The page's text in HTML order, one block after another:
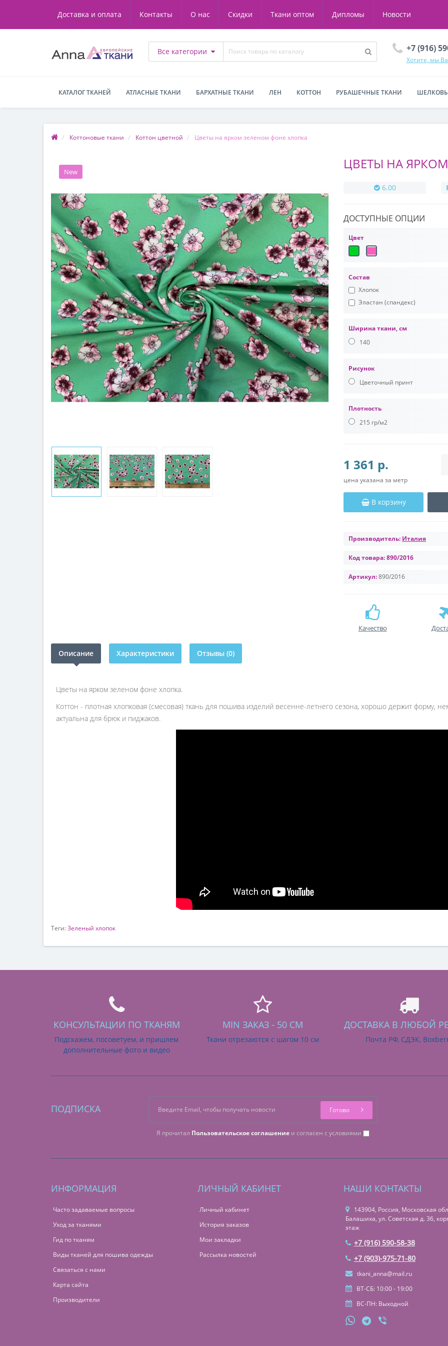
Доставка и оплата Контакты О нас Скидки Ткани оптом Дипломы Новости
Все категории +7 (916)
Хотите, мы
КАТАЛОГ ТКАНЕЙ АТЛАСНЫЕ ТКАНИ БАРХАТНЫЕ ТКАНИ ЛЕН КОТТОН РУБАШЕЧНЫЕ ТКАНИ
Коттоновые ткани Коттон цветной Цветы на ярком зеленом фоне хлопка
New ЦВЕТЫ НА
6.00
ДОСТУПНЫЕ ОПЦИИ
Цвет
Состав
Хлопок
Эластан (спандекс)
Ширина ткани, см
140
Рисунок
Цветочный принт
Плотность
215 гр/м2
1 361 р.
цена указана за метр
В корзину
Производитель: Италия
Код товара:890/2016
Артикул:890/2016
Качество
Описание Характеристики Отзывы (0)
Цветы на ярком зеленом фоне хлопка.
Коттон - плотная хлопковая (смесовая) ткань для пошива изделий весенне-летнего сезона, хорошо держит форму,
актуальна для брюк и пиджаков.
Теги:Зеленый хлопок
КОНСУЛЬТАЦИИ ПО ТКАНЯМ
Подскажем, посоветуем, и пришлем
дополнительные фото и видео
MIN ЗАКАЗ - 50 СМ
Ткани отрезаются с шагом 10 см
ДОСТАВКА В ЛЮБОЙ
Почта РФ, СДЭК,
ПОДПИСКА
Я прочитал Пользовательское соглашениеи согласен с условиями
Готово
ИНФОРМАЦИЯ
Часто задаваемые вопросы
Уход за тканями
Гид по тканям
Виды тканей для пошива одежды
Связаться с нами
Карта сайта
Производители
ЛИЧНЫЙ КАБИНЕТ
Личный кабинет
История заказов
Мои закладки
Рассылка новостей
НАШИ КОНТАКТЫ
143904, Россия, Московская
Балашиха, ул. Советская д. 36,
этаж
+7 (916) 590-58-38
+7 (903)-975-71-80
tkani_anna@mail.ru
ВТ-СБ: 10:00 - 19:00
ВС-ПН: Выходной